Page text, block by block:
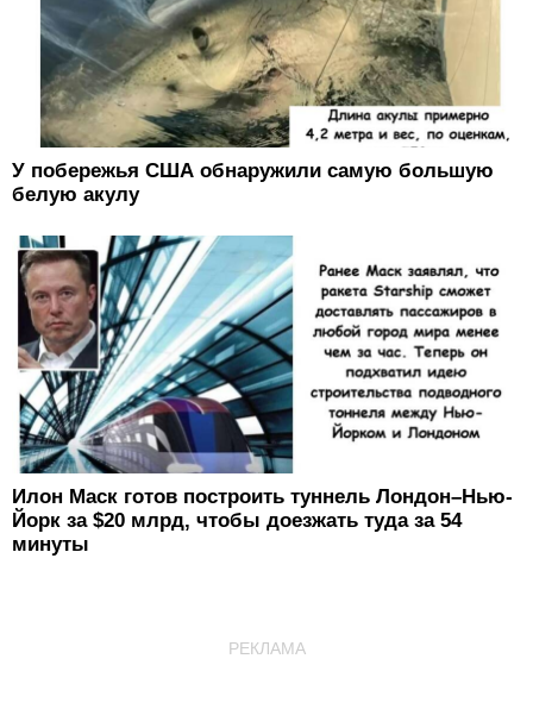
У побережья США обнаружили самую большую
белую акулу
Илон Маск готов построить туннель Лондон–Нью-
Йорк за $20 млрд, чтобы доезжать туда за 54
минуты
РЕКЛАМА